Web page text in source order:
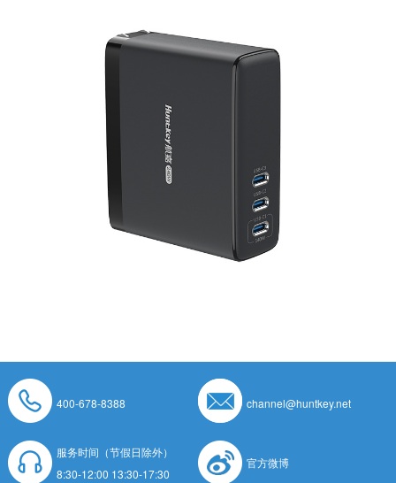
400-678-8388 channel@huntkey.net
服务时间（节假日除外）
8:30-12:00 13:30-17:30
官方微博